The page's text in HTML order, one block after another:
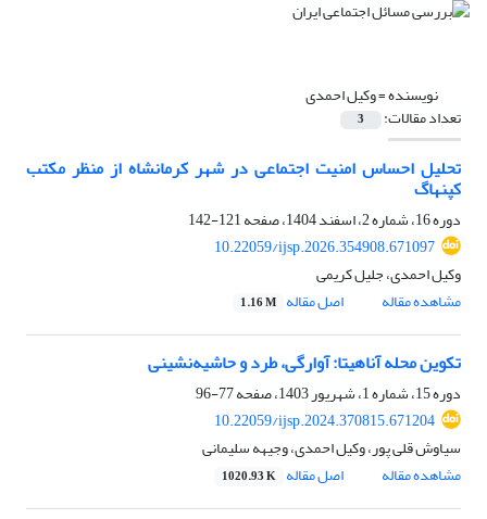
نویسنده =وکیل احمدی
تعداد مقالات: 3
تحلیل احساس امنیت اجتماعی در شهر کرمانشاه از منظر مکتب
کپنهاگ
دوره 16، شماره 2، اسفند 1404، صفحه
121-142
10.22059/ijsp.2026.354908.671097
وکیل احمدی، جلیل کریمی
مشاهده مقاله
اصل مقاله 1.16 M
تکوین محله آناهیتا: آوارگی، طرد و حاشیه‌نشینی
دوره 15، شماره 1، شهریور 1403، صفحه
77-96
10.22059/ijsp.2024.370815.671204
سیاوش قلی پور، وکیل احمدی، وجیهه سلیمانی
مشاهده مقاله
اصل مقاله 1020.93 K